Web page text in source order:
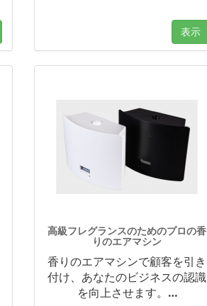
表示
高級フレグランスのためのプロの香
りのエアマシン
香りのエアマシンで顧客を引き
付け、あなたのビジネスの認識
を向上させます。 …